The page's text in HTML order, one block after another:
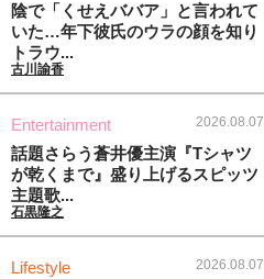
陰で「くせえババア」と言われて
いた…年下彼氏のウラの顔を知り
トラウ...
古川諭香
Entertainment 2026.08.07
話題さらう蒼井優主演『Tシャツ
が乾くまで』盛り上げるスピッツ
主題歌...
石黒隆之
Lifestyle 2026.08.07